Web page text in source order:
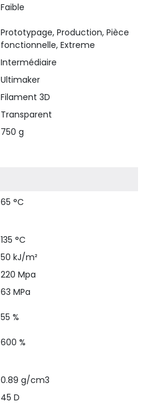
Faible
Prototypage, Production, Pièce
fonctionnelle, Extreme
Intermédiaire
Ultimaker
Filament 3D
Transparent
750 g
65 °C
135 °C
50 kJ/m²
220 Mpa
63 MPa
55 %
600 %
0.89 g/cm3
45 D